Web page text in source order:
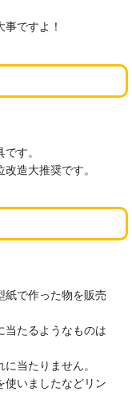
ですよ！
す。
造大推奨です。
紙で作った物を販売
当たるようなものは
当たりません。
使いましたなどリン